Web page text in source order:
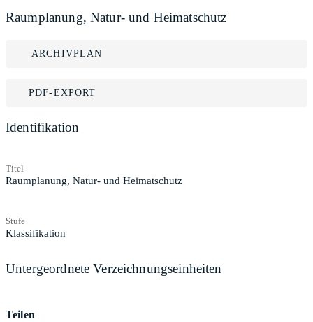
Raumplanung, Natur- und Heimatschutz
ARCHIVPLAN
PDF-EXPORT
Identifikation
Titel
Raumplanung, Natur- und Heimatschutz
Stufe
Klassifikation
Untergeordnete Verzeichnungseinheiten
Teilen